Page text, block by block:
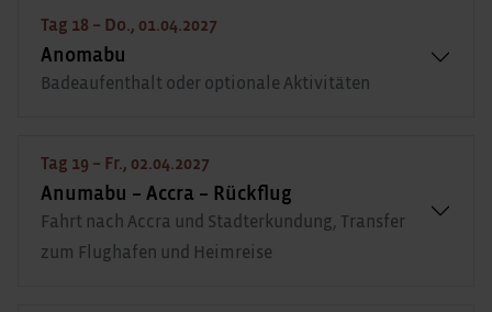
Tag 18 – Do., 01.04.2027
Anomabu
Badeaufenthalt oder optionale Aktivitäten
Tag 19 – Fr., 02.04.2027
Anumabu – Accra – Rückflug
Fahrt nach Accra und Stadterkundung, Transfer
zum Flughafen und Heimreise